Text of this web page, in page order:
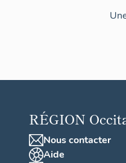
RÉGION
Nous contacter
Aide